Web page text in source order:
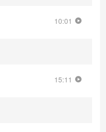
10:01
15:11